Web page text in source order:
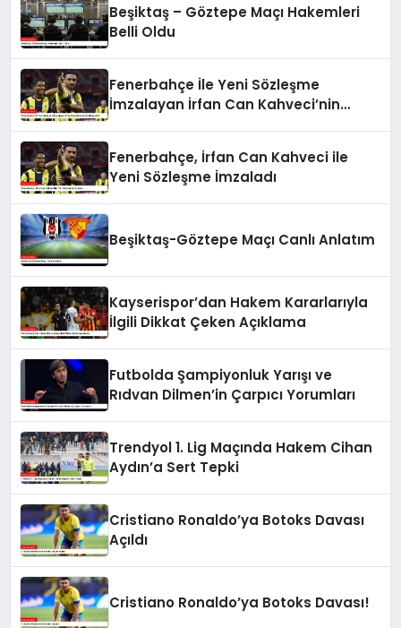
Beşiktaş – Göztepe Maçı Hakemleri
Belli Oldu
Fenerbahçe İle Yeni Sözleşme
İmzalayan İrfan Can Kahveci’nin
Fenerbahçe, İrfan Can Kahveci ile
Yeni Sözleşme İmzaladı
Beşiktaş-Göztepe Maçı Canlı Anlatım
Kayserispor’dan Hakem Kararlarıyla
İlgili Dikkat Çeken Açıklama
Futbolda Şampiyonluk Yarışı ve
Rıdvan Dilmen’in Çarpıcı Yorumları
Trendyol 1. Lig Maçında Hakem Cihan
Aydın’a Sert Tepki
Cristiano Ronaldo’ya Botoks Davası
Açıldı
Cristiano Ronaldo’ya Botoks Davası!